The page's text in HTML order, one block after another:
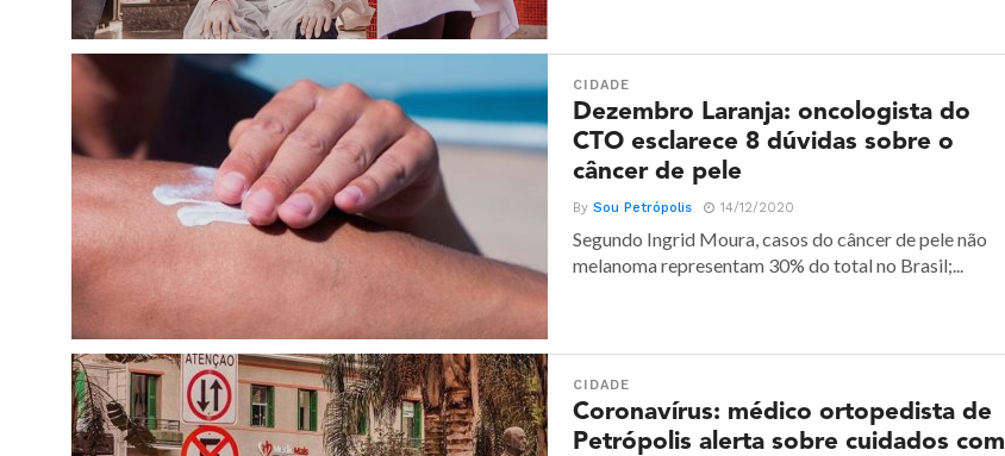
CIDADE
Dezembro Laranja: oncologista do
CTO esclarece 8 dúvidas sobre o
câncer de pele
BySou Petrópolis 14/12/2020
Segundo Ingrid Moura, casos do câncer de pele não
melanoma representam 30% do total no Brasil;...
CIDADE
Coronavírus: médico ortopedista de
Petrópolis alerta sobre cuidados com